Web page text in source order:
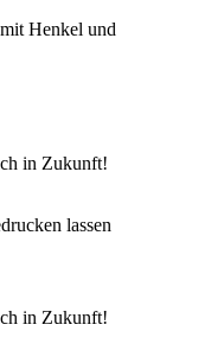
in Zukunft!
in Zukunft!